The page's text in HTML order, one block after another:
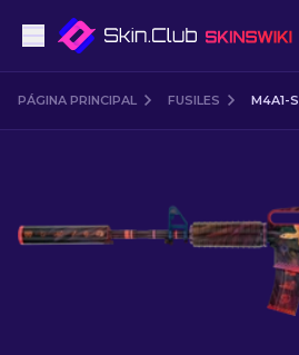
Pistolas
Fusiles de Francotirador
PÁGINA PRINCIPAL FUSILES M4A1-S